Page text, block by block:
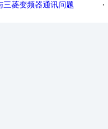
三菱变频器通讯问题 ·